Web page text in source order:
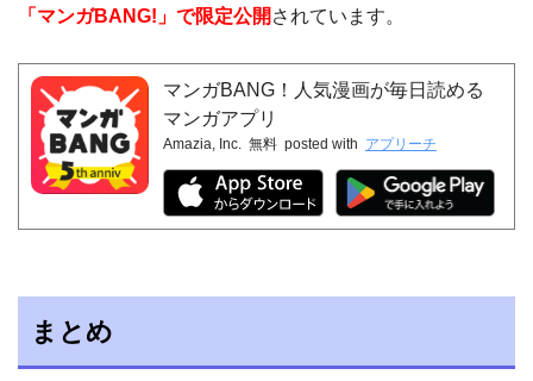
「マンガBANG!」で限定公開 されています。
マンガBANG！人気漫画が毎日読める
マンガアプリ
Amazia, Inc. 無料 posted with アプリーチ
まとめ